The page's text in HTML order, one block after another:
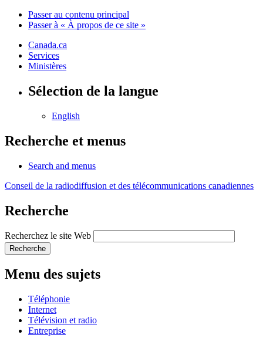
Passer au contenu principal
Passer à « À propos de ce site »
Canada.ca
Services
Ministères
Sélection de la langue
English
Recherche et menus
Search and menus
Conseil de la radiodiffusion et des télécommunications canadiennes
Recherche
Recherchez le site Web
Recherche
Menu des sujets
Téléphonie
Internet
Télévision et radio
Entreprise